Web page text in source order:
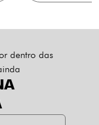
dentro das